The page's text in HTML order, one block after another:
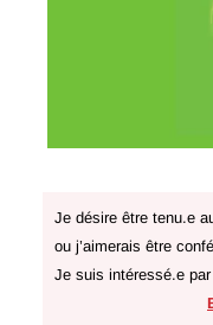
Je désire être tenu.e
ou j’aimerais être
Je suis intéressé.e